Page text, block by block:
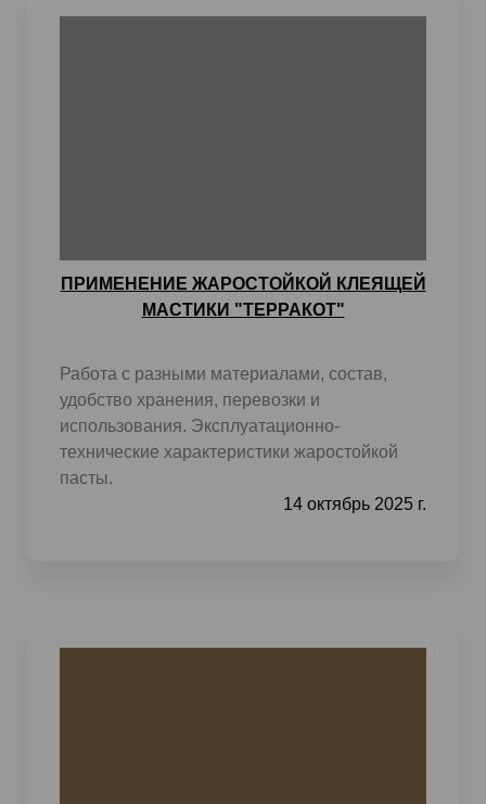
ПРИМЕНЕНИЕ ЖАРОСТОЙКОЙ КЛЕЯЩЕЙ
МАСТИКИ "ТЕРРАКОТ"
Работа с разными материалами, состав,
удобство хранения, перевозки и
использования. Эксплуатационно-
технические характеристики жаростойкой
пасты.
14 октябрь 2025 г.